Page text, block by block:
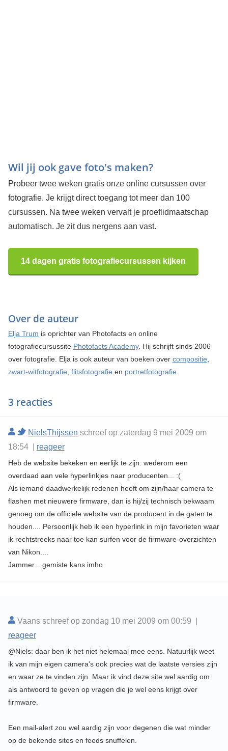
Wil jij ook gave foto's maken?
Probeer twee weken gratis onze online cursussen over
fotografie. Je krijgt direct toegang tot meer dan 100
cursussen. Na twee weken vervalt je proeflidmaatschap
automatisch. Je zit dus nergens aan vast.
14 dagen gratis fotografiecursussen kijken
Over de auteur
Elja Trum is oprichter van Photofacts en online
fotografiecursussite Photofacts Academy. Hij schrijft sinds 2006
over fotografie. Elja is ook auteur van boeken over compositie,
zwart-witfotografie, flitsfotografie en portretfotografie.
3 reacties
NielsThijssen schreef op zaterdag 9 mei 2009 om
18:54 | reageer
Heb de website bekeken en eerlijk te zijn: wederom een
overdaad aan vele hyperlinkjes naar producenten... :(
Als iemand daadwerkelijk redenen heeft om zijn/haar camera te
flashen met nieuwere firmware, dan is hij/zij technisch bekwaam
genoeg om de officiele website van de producent in de gaten te
houden.... Persoonlijk heb ik een hyperlink in mijn favorieten waar
ik rechtstreeks naar toe kan surfen voor de firmware-overzichten
van Nikon....
Jammer... gemiste kans imho
Vaans schreef op zondag 10 mei 2009 om 00:59 |
reageer
@Niels: daar ben ik het niet helemaal mee eens. Natuurlijk weet
ik van mijn eigen camera's ook precies wat de laatste versies zijn
en waar ze te vinden zijn. Maar ik vind deze site wel aardig om
als antwoord te geven op vragen die je wel eens krijgt over
firmware.
Een mail-alert zou wel aardig zijn voor degenen die wat minder
op de bekende sites en feeds snuffelen.